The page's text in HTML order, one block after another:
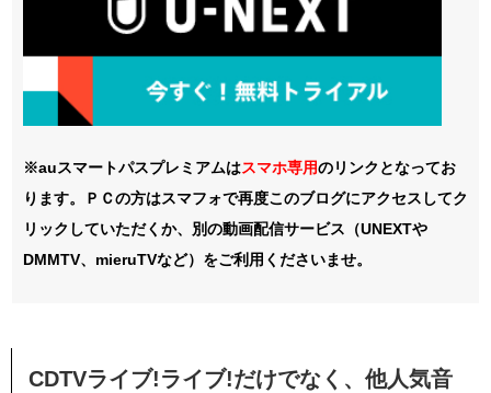
※auスマートパスプレミアムはスマホ専用のリンクとなってお
ります。ＰＣの方はスマフォで再度このブログにアクセスしてク
リックしていただくか、別の動画配信サービス（UNEXTや
DMMTV、mieruTVなど）をご利用くださいませ。
CDTVライブ!ライブ!だけでなく、他人気音